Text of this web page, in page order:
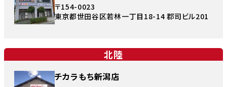
〒154-0023
東京都世田谷区若林一丁目18-14 郡司ビル201
北陸
チカラもち新潟店